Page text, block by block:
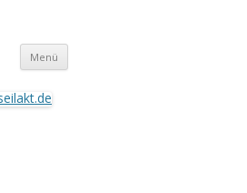
Menü Springe
Inhalt